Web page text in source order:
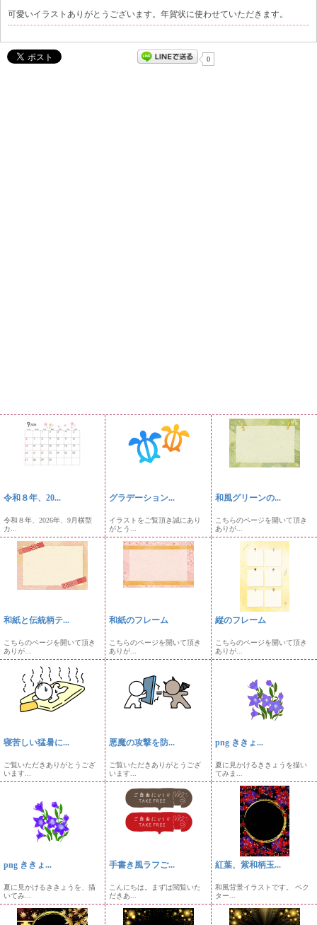
可愛いイラストありがとうございます。年賀状に使わせていただきます。
0
令和８年、20...
令和８年、2026年、9月横型
カ...
グラデーション...
イラストをご覧頂き誠にあり
がとう...
和風グリーンの...
こちらのページを開いて頂き
ありが...
和紙と伝統柄テ...
こちらのページを開いて頂き
ありが...
和紙のフレーム
こちらのページを開いて頂き
ありが...
縦のフレーム
こちらのページを開いて頂き
ありが...
寝苦しい猛暑に...
ご覧いただきありがとうござ
います...
悪魔の攻撃を防...
ご覧いただきありがとうござ
います...
png ききょ...
夏に見かけるききょうを描い
てみま...
png ききょ...
夏に見かけるききょうを、描
いてみ...
手書き風ラフご...
こんにちは。まずは閲覧いた
だきあ...
紅葉、紫和柄玉...
和風背景イラストです。 ベク
ター...